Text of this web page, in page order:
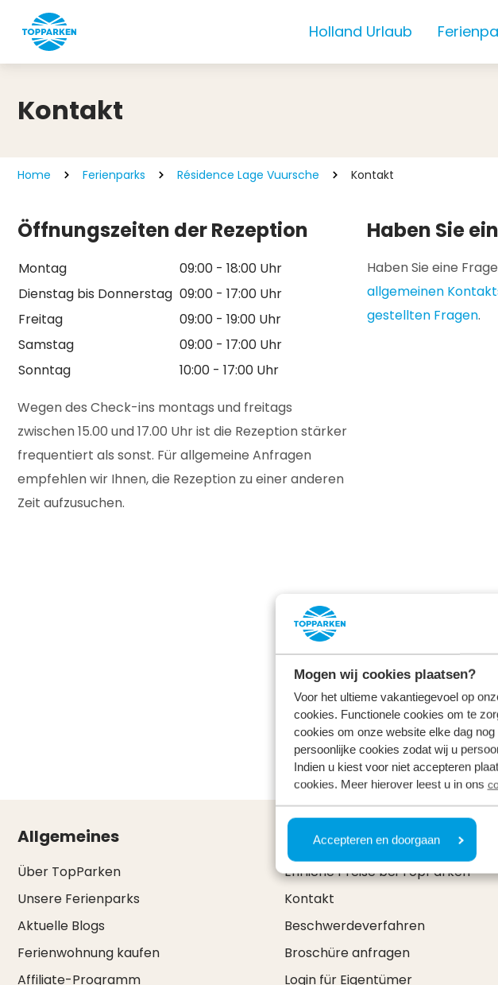
Mogen wij cookies plaatsen?
Voor het ultieme vakantiegevoel op
cookies. Functionele cookies om te
cookies om onze website elke dag
persoonlijke cookies zodat wij u
Indien u kiest voor niet accepteren
cookies. Meer hierover leest u in ons
Accepteren en doorgaan
Holland Urlaub
Kontakt
Home Ferienparks Résidence Lage Vuursche Kontakt
Öffnungszeiten der Rezeption
Montag
09:00 - 18:00 Uhr
Dienstag bis Donnerstag 09:00 - 17:00 Uhr
Freitag
09:00 - 19:00 Uhr
Samstag
09:00 - 17:00 Uhr
Sonntag
10:00 - 17:00 Uhr
Wegen des Check-ins montags und freitags
zwischen 15.00 und 17.00 Uhr ist die Rezeption stärker
frequentiert als sonst. Für allgemeine Anfragen
empfehlen wir Ihnen, die Rezeption zu einer anderen
Zeit aufzusuchen.
Haben Sie
Haben Sie eine
allgemeinen
gestellten Fragen.
Allgemeines
Über TopParken
Unsere Ferienparks
Aktuelle Blogs
Ferienwohnung kaufen
Affiliate-Programm
Service & Kontakt
Ehrliche Preise bei TopParken
Kontakt
Beschwerdeverfahren
Broschüre anfragen
Login für Eigentümer